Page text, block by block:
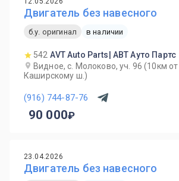
Двигатель без навесного
б.у. оригинал в наличии
542 AVT Auto Parts| АВТ Ауто Партс
Видное, с. Молоково, уч. 96 (10км
Каширскому ш.)
(916) 744-87-76
90 000
23.04.2026
Двигатель без навесного